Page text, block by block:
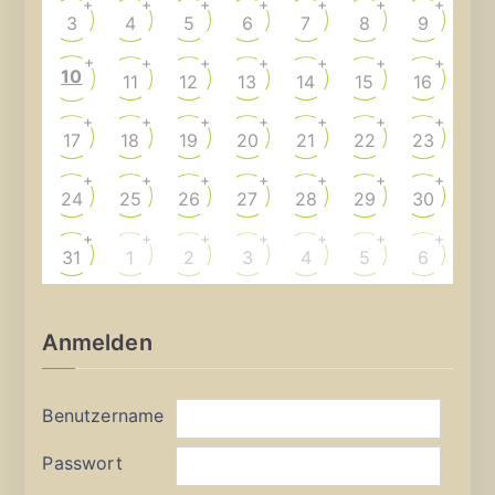
3
+
4
+
5
+
6
+
7
+
8
+
9
+
10
+
11
+
12
+
13
+
14
+
15
+
16
+
17
+
18
+
19
+
20
+
21
+
22
+
23
+
24
+
25
+
26
+
27
+
28
+
29
+
30
+
31
+
1
+
2
+
3
+
4
+
5
+
6
+
Anmelden
Benutzername
Passwort